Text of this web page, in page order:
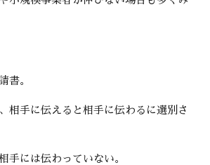
書。
相手に伝えると相手に伝わるに選別さ
手には伝わっていない。